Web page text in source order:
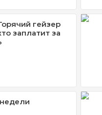
гейзер
заплатит за